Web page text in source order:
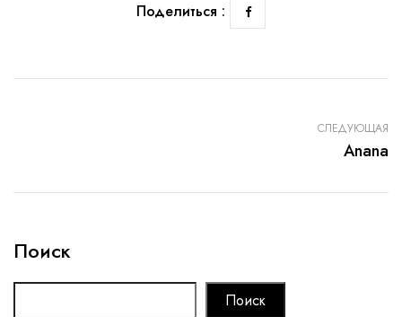
Поиск
Поиск
Поделиться :
СЛЕДУЮЩАЯ
Anana